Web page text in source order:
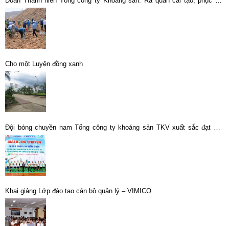
môi trường bãi thải Bắc khu Tây
Cho một Luyện đồng xanh
Đội bóng chuyền nam Tổng công ty khoáng sản TKV xuất sắc đạt giải
Nhì bóng chuyền nam đội mạnh
Khai giảng Lớp đào tạo cán bộ quản lý – VIMICO